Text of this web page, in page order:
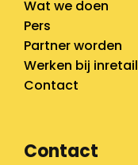
Wat we doen
Pers
Partner worden
Werken bij inretail
Contact
Contact